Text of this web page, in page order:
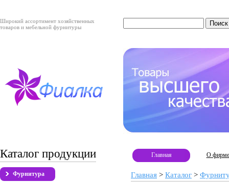
Широкий ассортимент хозяйственных
товаров и мебельной фурнитуры
Каталог продукции
Фурнитура
Главная О фирме
Главная > Каталог >